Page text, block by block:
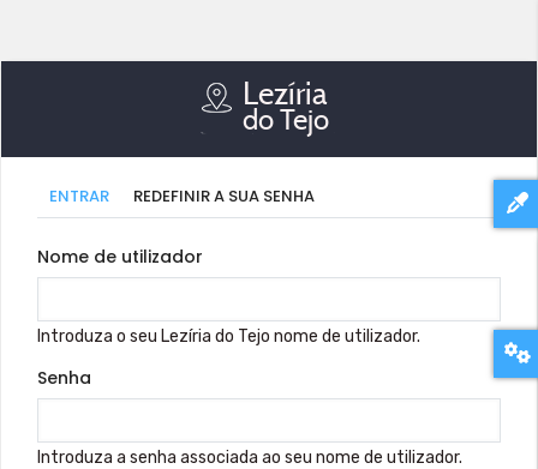
Primary
tabs
ENTRAR (SEPARADOR
ATIVO)
REDEFINIR A SUA SENHA
Nome de utilizador
Introduza o seu Lezíria do Tejo nome de utilizador.
Senha
Introduza a senha associada ao seu nome de utilizador.